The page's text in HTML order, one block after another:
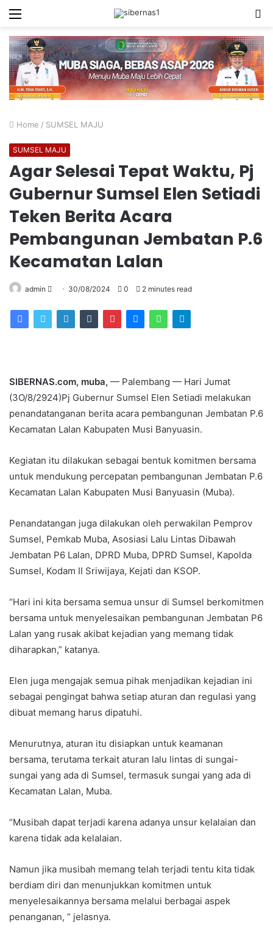
Menu
Home / SUMSEL MAJU
SUMSEL MAJU
Agar Selesai Tepat Waktu, Pj
Gubernur Sumsel Elen Setiadi
Teken Berita Acara
Pembangunan Jembatan P.6
Kecamatan Lalan
admin
Send
email
30/08/2024 0 2 minutes read
SIBERNAS.com, muba, — Palembang — Hari Jumat
(3O/8/2924)Pj Gubernur Sumsel Elen Setiadi melakukan
penandatanganan berita acara pembangunan Jembatan P.6
Kecamatan Lalan Kabupaten Musi Banyuasin.
Kegiatan itu dilakukan sebagai bentuk komitmen bersama
untuk mendukung percepatan pembangunan Jembatan P.6
Kecamatan Lalan Kabupaten Musi Banyuasin (Muba).
Penandatangan juga dilakukan oleh perwakilan Pemprov
Sumsel, Pemkab Muba, Asosiasi Lalu Lintas Dibawah
Jembatan P6 Lalan, DPRD Muba, DPRD Sumsel, Kapolda
Sumsel, Kodam II Sriwijaya, Kejati dan KSOP.
“Hari ini kita bersama semua unsur di Sumsel berkomitmen
bersama untuk menyelesaikan pembangunan Jembatan P6
Lalan yang rusak akibat kejadian yang memang tidak
diharapkan,” katanya.
Elen juga mengajak semua pihak menjadikan kejadian ini
sebagai pengingat bahwa setiap aturan dan regulasi yang
dibuat memang harus dipatuhi.
Menurutnya, aturan itu disiapkan untuk keamanan
bersama, terutama terkait aturan lalu lintas di sungai-
sungai yang ada di Sumsel, termasuk sungai yang ada di
Kecamatan Lalan, Muba.
“Musibah dapat terjadi karena adanya unsur kelalaian dan
karena tidak ada kelalaian.
Namun jika musibah memang telah terjadi tentu kita tidak
berdiam diri dan menunjukkan komitmen untuk
menyelesaikannya bersama melalui berbagai aspek
penanganan, ” jelasnya.